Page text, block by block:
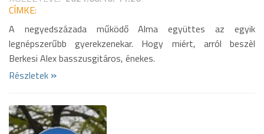
CÍMKE:
A negyedszázada működő Alma együttes az egyik
legnépszerűbb gyerekzenekar. Hogy miért, arról beszèl
Berkesi Alex basszusgitáros, énekes.
Részletek »